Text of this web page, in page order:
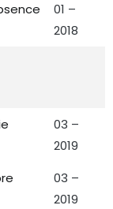
01 –
2018
03 –
2019
03 –
2019